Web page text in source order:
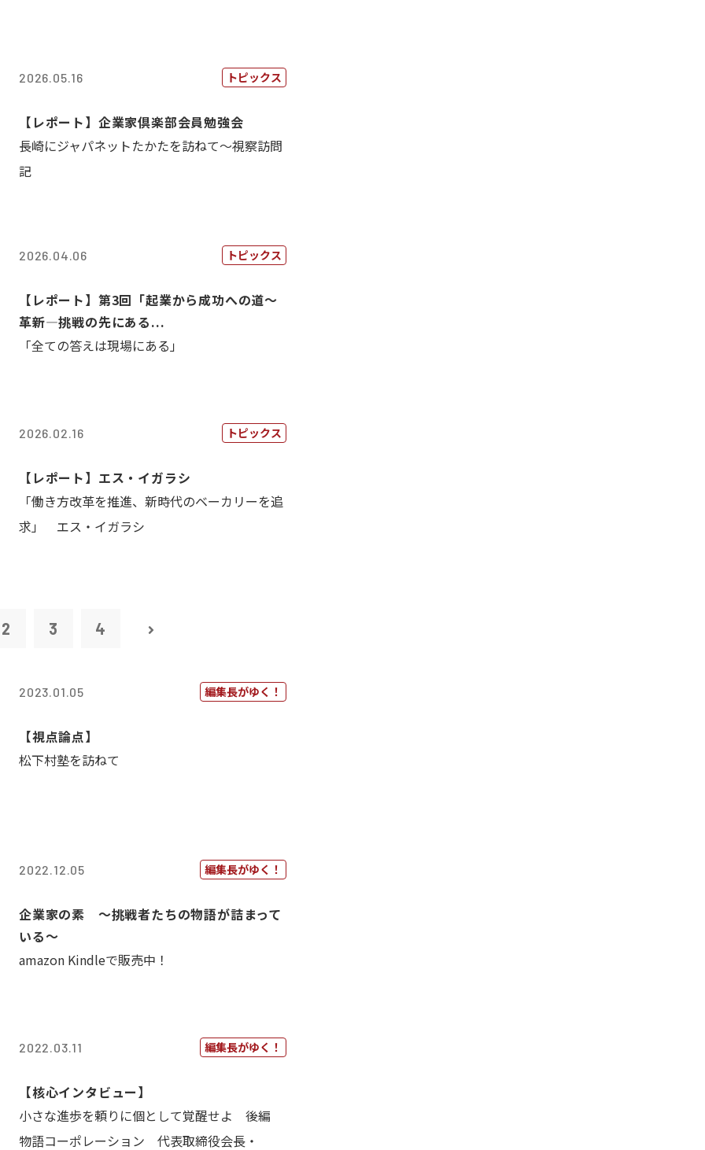
2026.05.16 トピックス
【レポート】企業家倶楽部会員勉強会
長崎にジャパネットたかたを訪ねて～視察訪問
記
2026.04.06 トピックス
【レポート】第3回「起業から成功への道～
革新―挑戦の先にある...
「全ての答えは現場にある」
2026.02.16 トピックス
【レポート】エス・イガラシ
「働き方改革を推進、新時代のベーカリーを追
求」 エス・イガラシ
2 3 4
2023.01.05 編集長がゆく！
【視点論点】
松下村塾を訪ねて
2022.12.05 編集長がゆく！
企業家の素 〜挑戦者たちの物語が詰まって
いる〜
amazon Kindleで販売中！
2022.03.11 編集長がゆく！
【核心インタビュー】
小さな進歩を頼りに個として覚醒せよ 後編
物語コーポレーション 代表取締役会長・